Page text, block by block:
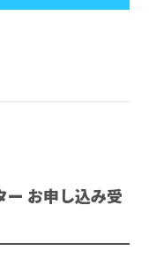
ー お申し込み受